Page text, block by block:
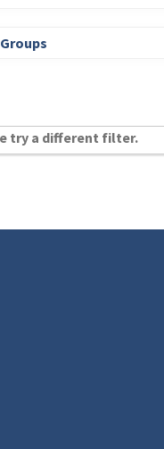
Groups
try a different filter.